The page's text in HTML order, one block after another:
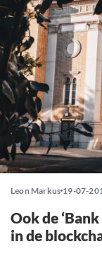
Leon Markus 19-07-
Ook de
in de